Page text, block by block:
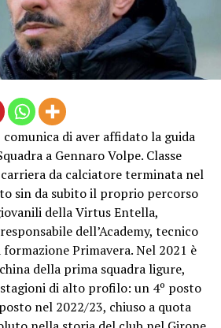
di aver affidato la guida
a Gennaro Volpe. Classe
da calciatore terminata nel
sin da subito il proprio percorso
della Virtus Entella,
dell’Academy, tecnico
formazione Primavera. Nel 2021 è
della prima squadra ligure,
di alto profilo: un 4º posto
nel 2022/23, chiuso a quota